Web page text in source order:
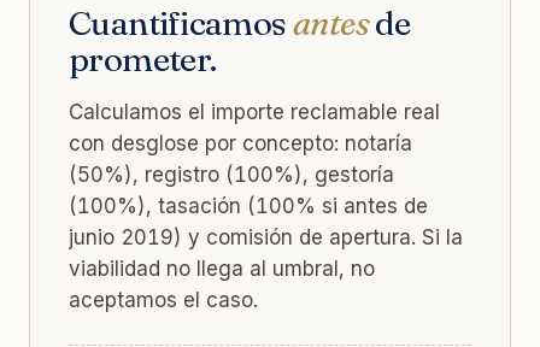
Cuantificamosantesde
prometer.
Calculamos el importe reclamable real
con desglose por concepto: notaría
(50%), registro (100%), gestoría
(100%), tasación (100% si antes de
junio 2019) y comisión de apertura. Si la
viabilidad no llega al umbral, no
aceptamos el caso.